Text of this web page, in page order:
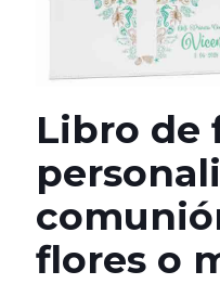
Libro de
flores o